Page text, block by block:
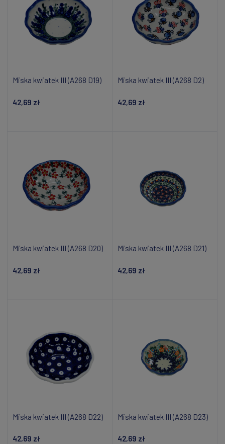
Miska kwiatek III (A268 D19)
42,69 zł
Miska kwiatek III (A268 D2)
42,69 zł
Miska kwiatek III (A268 D20)
42,69 zł
Miska kwiatek III (A268 D21)
42,69 zł
Miska kwiatek III (A268 D22)
42,69 zł
Miska kwiatek III (A268 D23)
42,69 zł